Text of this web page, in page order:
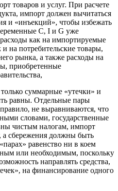
товаров и услуг. При расчете
импорт должен вычитаться
и «инъекций», чтобы избежать
C, I и G уже
как на импортируемые
на потребительские товары,
рынка, а также расходы на
приобретенные
суммарные «утечки» и
равны. Отдельные пары
не выравниваются, что
словами, государственные
чистым налогам, импорт
а сбережения должны быть
равенство ни в коем
или необходимым, поскольку
направлять средства,
на финансирование одного